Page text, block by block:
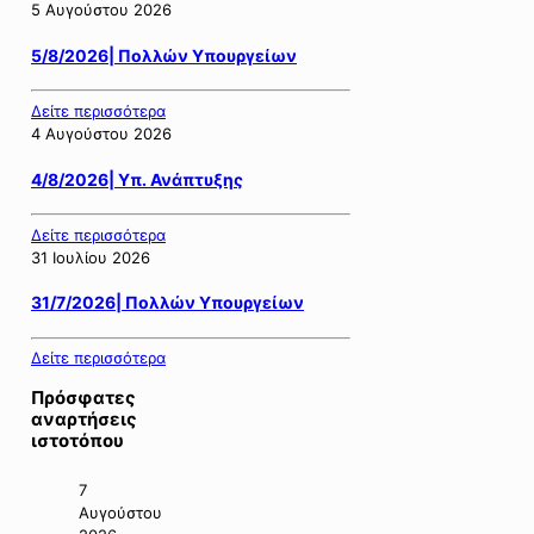
5 Αυγούστου 2026
5/8/2026| Πολλών Υπουργείων
Δείτε περισσότερα
4 Αυγούστου 2026
4/8/2026| Υπ. Ανάπτυξης
Δείτε περισσότερα
31 Ιουλίου 2026
31/7/2026| Πολλών Υπουργείων
Δείτε περισσότερα
Πρόσφατες
αναρτήσεις
ιστοτόπου
7
Αυγούστου